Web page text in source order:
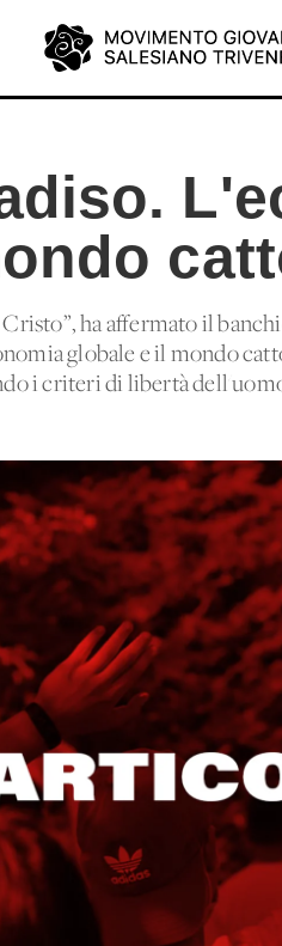
ha affermato il
globale e il mondo
i criteri di libertà